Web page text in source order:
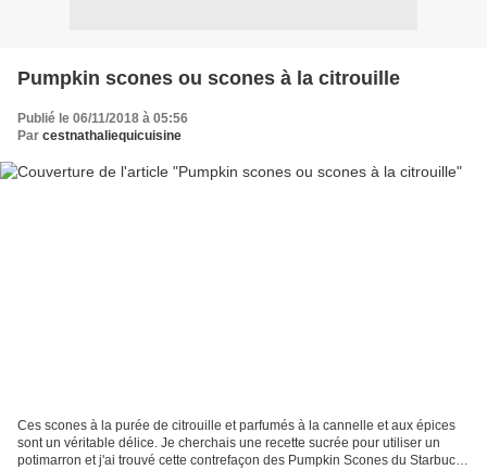
Pumpkin scones ou scones à la citrouille
Publié le 06/11/2018 à 05:56
Par cestnathaliequicuisine
Ces scones à la purée de citrouille et parfumés à la cannelle et aux épices
sont un véritable délice. Je cherchais une recette sucrée pour utiliser un
potimarron et j'ai trouvé cette contrefaçon des Pumpkin Scones du Starbucks